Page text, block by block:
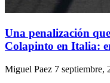
Una penalización
Colapinto en Italia:
Miguel Paez 7 septiembre,